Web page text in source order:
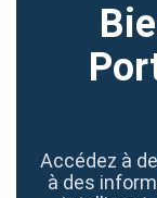
Accédez à
à des